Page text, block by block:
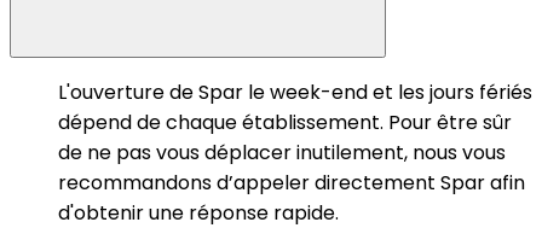
L'ouverture de Spar le week-end et les jours fériés
dépend de chaque établissement. Pour être sûr
de ne pas vous déplacer inutilement, nous vous
recommandons d’appeler directement Spar afin
d'obtenir une réponse rapide.